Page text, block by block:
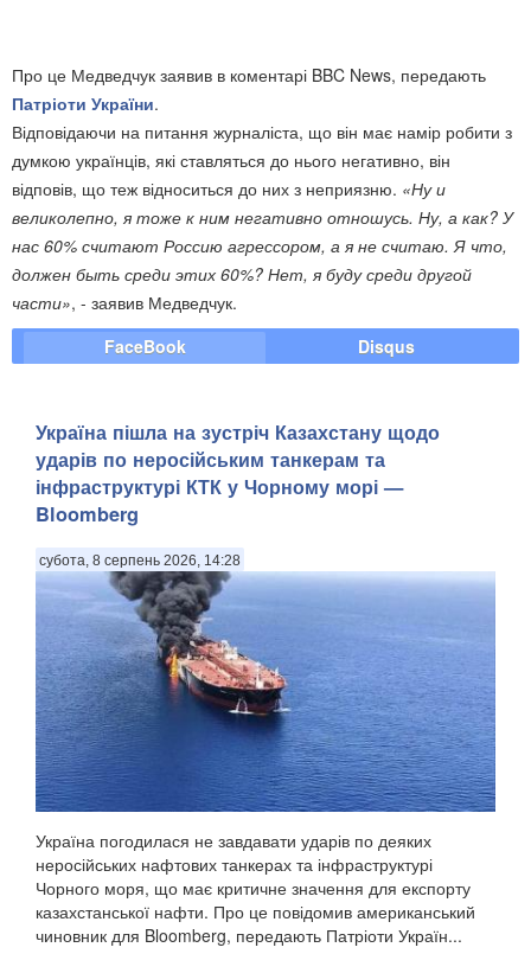
Про це Медведчук заявив в коментарі BBC News, передають
Патріоти України.
Відповідаючи на питання журналіста, що він має намір робити з
думкою українців, які ставляться до нього негативно, він
відповів, що теж відноситься до них з неприязню. «Ну и
великолепно, я тоже к ним негативно отношусь. Ну, а как? У
нас 60% считают Россию агрессором, а я не считаю. Я что,
должен быть среди этих 60%? Нет, я буду среди другой
части», - заявив Медведчук.
FaceBook
Disqus
Україна пішла на зустріч Казахстану щодо
ударів по неросійським танкерам та
інфраструктурі КТК у Чорному морі —
Bloomberg
субота, 8 серпень 2026, 14:28
Україна погодилася не завдавати ударів по деяких
неросійських нафтових танкерах та інфраструктурі
Чорного моря, що має критичне значення для експорту
казахстанської нафти. Про це повідомив американський
чиновник для Bloomberg, передають Патріоти Україн...